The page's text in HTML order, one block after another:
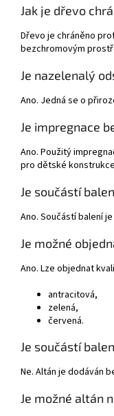
Jak je dřevo
Dřevo je chráněno
bezchromovým
Je nazelenalý
Ano. Jedná se o
Je impregnace
Ano. Použitý
pro dětské
Je součástí
Ano. Součástí balení
Je možné
Ano. Lze objednat
antracitová,
zelená,
červená.
Je součástí
Ne. Altán je dodáván
Je možné altán